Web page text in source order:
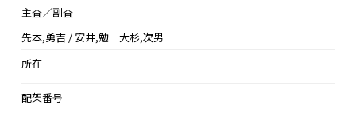
主査／副査
先本,勇吉 / 安井,勉 大杉,次男
所在
配架番号